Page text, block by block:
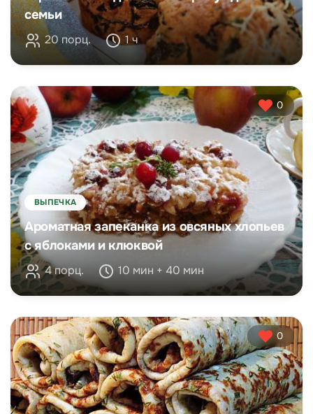
семьи
20 порц. 1 ч
0
ВЫПЕЧКА
Ароматная запеканка из овсяных хлопьев
с яблоками и клюквой
4 порц. 10 мин + 40 мин
0